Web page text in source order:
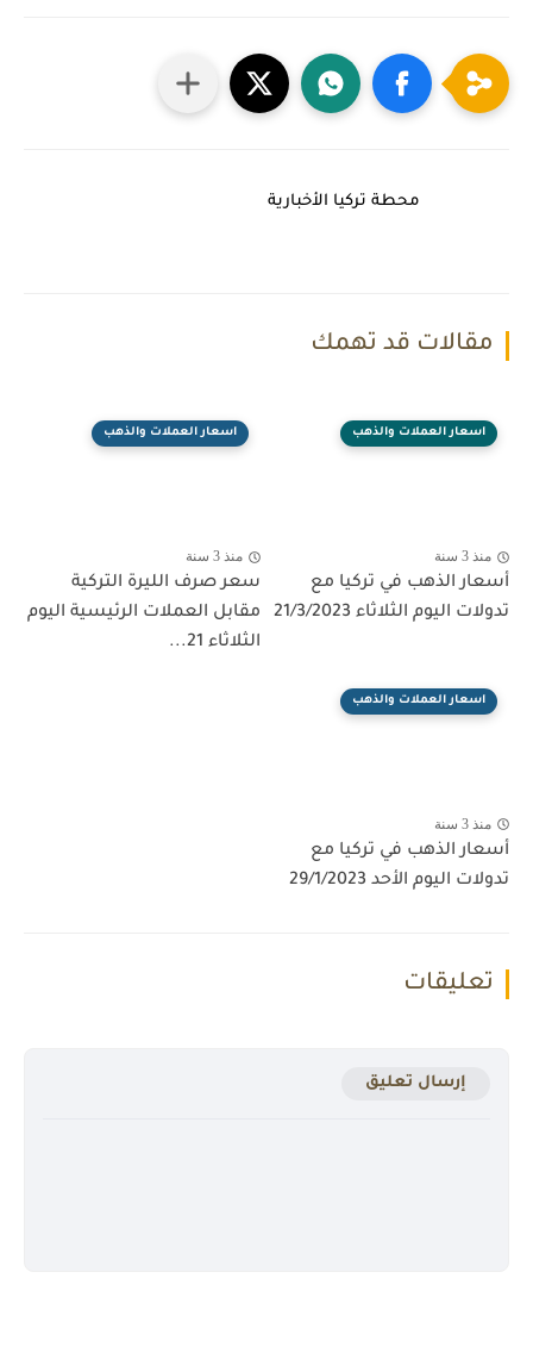
محطة تركيا الأخبارية
مقالات قد تهمك
اسعار العملات والذهب
منذ 3 سنة
أسعار الذهب في تركيا مع
تدولات اليوم الثلاثاء 21/3/2023
اسعار العملات والذهب
منذ 3 سنة
سعر صرف الليرة التركية
مقابل العملات الرئيسية اليوم
الثلاثاء 21...
اسعار العملات والذهب
منذ 3 سنة
أسعار الذهب في تركيا مع
تدولات اليوم الأحد 29/1/2023
تعليقات
إرسال تعليق